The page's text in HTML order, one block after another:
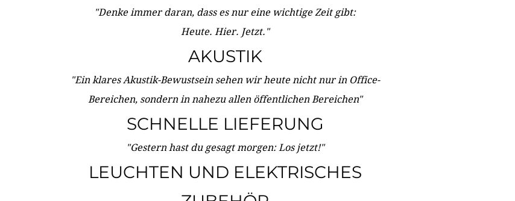
"Denke immer daran, dass es nur eine wichtige Zeit gibt:
Heute. Hier. Jetzt."
AKUSTIK
"Ein klares Akustik-Bewustsein sehen wir heute nicht nur in Office-
Bereichen, sondern in nahezu allen öffentlichen Bereichen"
SCHNELLE LIEFERUNG
"Gestern hast du gesagt morgen: Los jetzt!"
LEUCHTEN UND ELEKTRISCHES